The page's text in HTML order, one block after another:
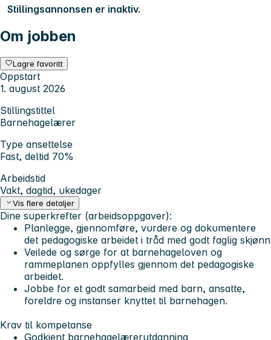
Stillingsannonsen er inaktiv.
Om jobben
Lagre favoritt
Oppstart
1. august 2026
Stillingstittel
Barnehagelærer
Type ansettelse
Fast, deltid 70%
Arbeidstid
Vakt, dagtid, ukedager
Vis flere detaljer
Dine superkrefter (arbeidsoppgaver):
Planlegge, gjennomføre, vurdere og dokumentere
det pedagogiske arbeidet i tråd med godt faglig skjønn
Veilede og sørge for at barnehageloven og
rammeplanen oppfylles gjennom det pedagogiske
arbeidet.
Jobbe for et godt samarbeid med barn, ansatte,
foreldre og instanser knyttet til barnehagen.
Krav til kompetanse
Godkjent barnehagelærerutdanning